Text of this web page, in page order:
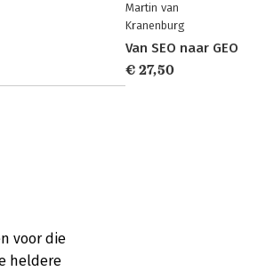
voor die
heldere
Martin van
Kranenburg
Van SEO naar GEO
€ 27,50